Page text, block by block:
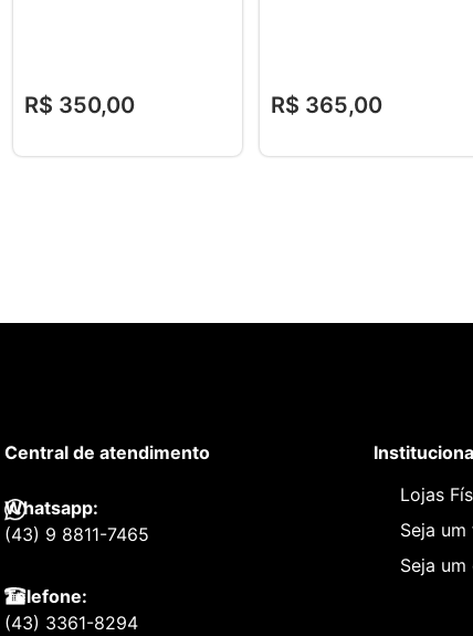
R$ 350,00 R$ 365,00
Central de atendimento
Whatsapp:
(43) 9 8811-7465
Telefone:
(43) 3361-8294
Lojas
Seja
Seja